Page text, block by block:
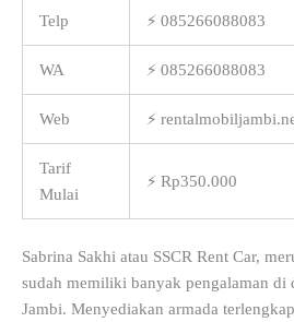
Telp ⚡ 085266088083
WA ⚡ 085266088083
Web ⚡
Tarif
Mulai
⚡ Rp350.000
Sabrina Sakhi atau SSCR Rent Car,
sudah memiliki banyak pengalaman di
Jambi. Menyediakan armada